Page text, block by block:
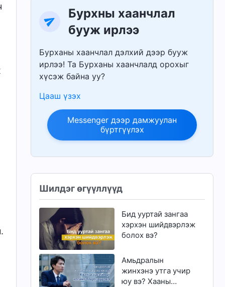
Бурхны хаанчлал
бууж ирлээ
Бурханы хаанчлал дэлхий дээр бууж
ирлээ! Та Бурханы хаанчлалд орохыг
хүсэж байна уу?
Цааш үзэх
Messenger дээр дамжуулан
бүртгүүлэх
Шилдэг өгүүллүүд
Бид ууртай зангаа
хэрхэн шийдвэрлэж
болох вэ?
Амьдралын
жинхэнэ утга учир
юу вэ? Хааны